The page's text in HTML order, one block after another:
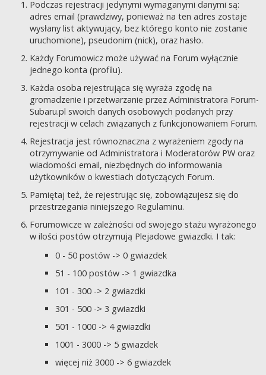
Podczas rejestracji jedynymi wymaganymi danymi są:
adres email (prawdziwy, ponieważ na ten adres zostaje
wysłany list aktywujący, bez którego konto nie zostanie
uruchomione), pseudonim (nick), oraz hasło.
Każdy Forumowicz może używać na Forum wyłącznie
jednego konta (profilu).
Każda osoba rejestrująca się wyraża zgodę na
gromadzenie i przetwarzanie przez Administratora Forum-
Subaru.pl swoich danych osobowych podanych przy
rejestracji w celach związanych z funkcjonowaniem Forum.
Rejestracja jest równoznaczna z wyrażeniem zgody na
otrzymywanie od Administratora i Moderatorów PW oraz
wiadomości email, niezbędnych do informowania
użytkowników o kwestiach dotyczących Forum.
Pamiętaj też, że rejestrując się, zobowiązujesz się do
przestrzegania niniejszego Regulaminu.
Forumowicze w zależności od swojego stażu wyrażonego
w ilości postów otrzymują Plejadowe gwiazdki. I tak:
0 - 50 postów -> 0 gwiazdek
51 - 100 postów -> 1 gwiazdka
101 - 300 -> 2 gwiazdki
301 - 500 -> 3 gwiazdki
501 - 1000 -> 4 gwiazdki
1001 - 3000 -> 5 gwiazdek
więcej niż 3000 -> 6 gwiazdek